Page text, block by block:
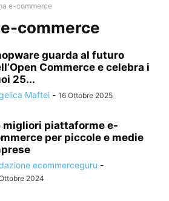
e-commerce
commerce
guarda al futuro
Commerce e celebra i
25...
Maftei - 16 Ottobre 2025
migliori piattaforme e-
per piccole e medie
ecommerceguru -
2024